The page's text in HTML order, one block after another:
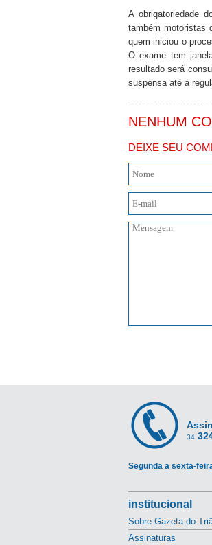
A obrigatoriedade
também motoristas
quem iniciou o
O exame tem
resultado será
suspensa até a
NENHUM
DEIXE SEU
34
Segunda a sexta-
institucional
Sobre Gazeta do
Assinaturas